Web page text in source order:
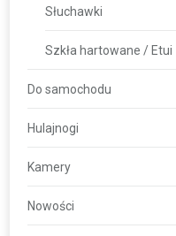
Słuchawki
Szkła hartowane / Etui
Do samochodu
Hulajnogi
Kamery
Nowości